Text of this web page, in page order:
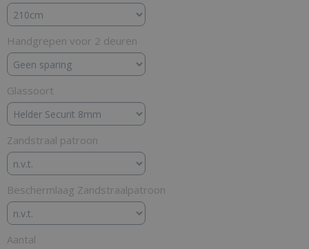
Handgrepen voor 2 deuren
Glassoort
Zandstraal patroon
Beschermlaag Zandstraalpatroon
Aantal